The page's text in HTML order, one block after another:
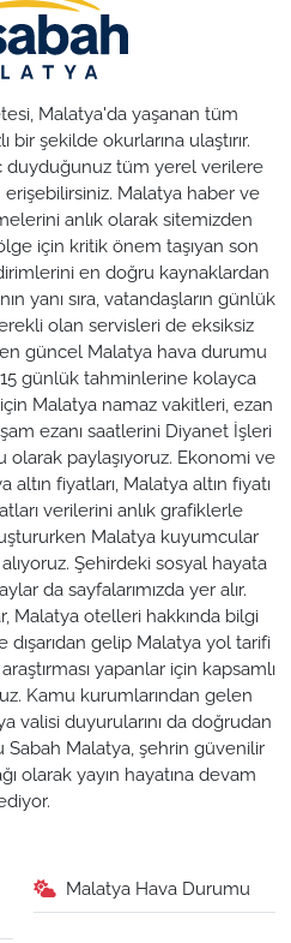
Malatya'da yaşanan tüm
bir şekilde okurlarına ulaştırır.
duyduğunuz tüm yerel verilere
Malatya haber ve
anlık olarak sitemizden
için kritik önem taşıyan son
en doğru kaynaklardan
yanı sıra, vatandaşların günlük
olan servisleri de eksiksiz
güncel Malatya hava durumu
günlük tahminlerine kolayca
için Malatya namaz vakitleri, ezan
ezanı saatlerini Diyanet İşleri
olarak paylaşıyoruz. Ekonomi ve
fiyatları, Malatya altın fiyatı
verilerini anlık grafiklerle
Malatya kuyumcular
Şehirdeki sosyal hayata
da sayfalarımızda yer alır.
Malatya otelleri hakkında bilgi
gelip Malatya yol tarifi
yapanlar için kapsamlı
Kamu kurumlarından gelen
valisi duyurularını da doğrudan
Sabah Malatya, şehrin güvenilir
olarak yayın hayatına devam
Malatya Hava Durumu